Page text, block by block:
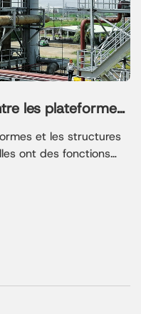
les plateformes
acier ?et les structures
ont des fonctions
ou les
constitue l'ossature
installation. Beaucoup
le coût le plus